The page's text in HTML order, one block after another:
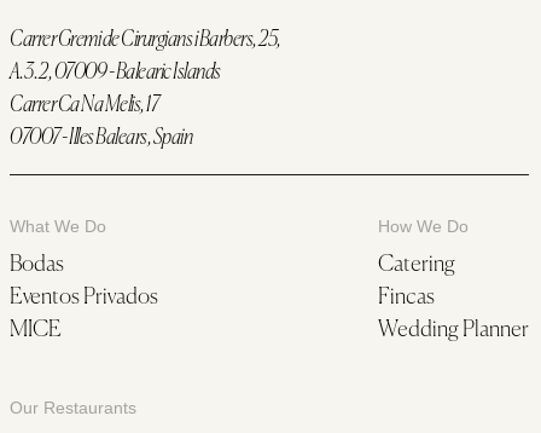
Carrer Gremi de Cirurgians i Barbers, 25,
A.3.2, 07009 - Balearic Islands
Carrer Ca Na Melis, 17
07007 - Illes Balears, Spain
What We Do
Bodas
Eventos Privados
MICE
How We Do
Catering
Fincas
Wedding Planner
Our Restaurants